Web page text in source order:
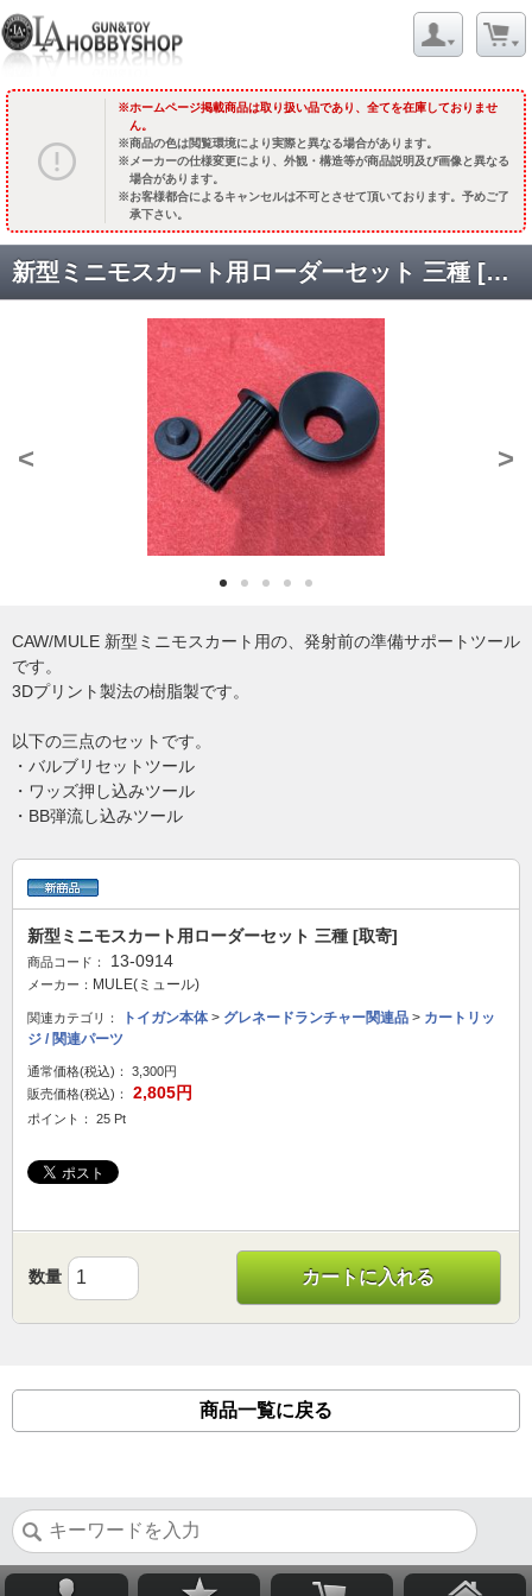
ホームページ掲載商品は取り扱い品であり、全てを在庫しておりませ
ん。
商品の色は閲覧環境により実際と異なる場合があります。
メーカーの仕様変更により、外観・構造等が商品説明及び画像と異なる
場合があります。
お客様都合によるキャンセルは不可とさせて頂いております。予めご了
承下さい。
新型ミニモスカート用ローダーセット 三種 [取寄]
< >
CAW/MULE 新型ミニモスカート用の、発射前の準備サポートツール
です。
3Dプリント製法の樹脂製です。
以下の三点のセットです。
・バルブリセットツール
・ワッズ押し込みツール
・BB弾流し込みツール
新型ミニモスカート用ローダーセット 三種 [取寄]
商品コード： 13-0914
メーカー： MULE(ミュール)
関連カテゴリ： トイガン本体> グレネードランチャー関連品 > カートリッ
ジ / 関連パーツ
通常価格(税込)：
3,300円
販売価格(税込)：
2,805円
ポイント： 25 Pt
数量 カートに入れる
商品一覧に戻る